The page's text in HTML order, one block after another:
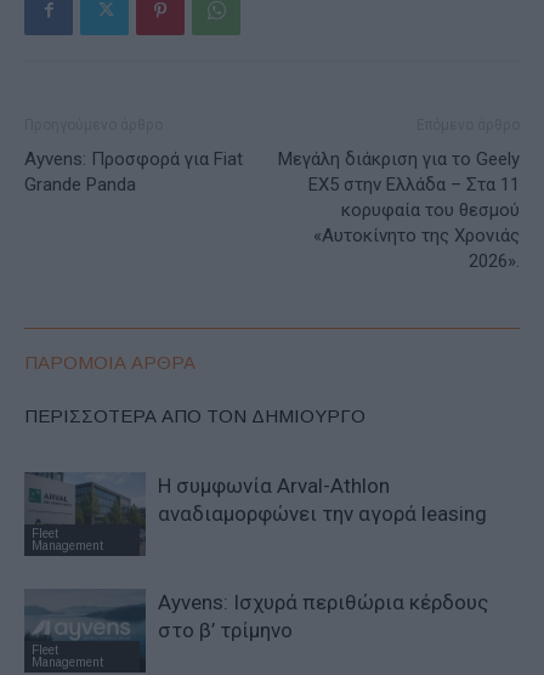
Ayvens: Προσφορά για Fiat
Grande Panda
Μεγάλη διάκριση για το Geely
EX5 στην Ελλάδα – Στα 11
κορυφαία του θεσμού
«Αυτοκίνητο της Χρονιάς
2026».
ΠΑΡΟΜΟΙΑ ΑΡΘΡΑ
ΠΕΡΙΣΣΟΤΕΡΑ ΑΠΟ ΤΟΝ ΔΗΜΙΟΥΡΓΟ
Fleet
Management
Η συμφωνία Arval-Athlon
αναδιαμορφώνει την αγορά leasing
Fleet
Management
Ayvens: Iσχυρά περιθώρια κέρδους
στο β’ τρίμηνο